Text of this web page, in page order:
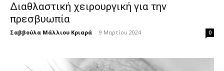
Διαθλαστική χειρουργική για την
πρεσβυωπία
Σαββούλα Μάλλιου Κριαρά - 9 Μαρτίου 2024 0